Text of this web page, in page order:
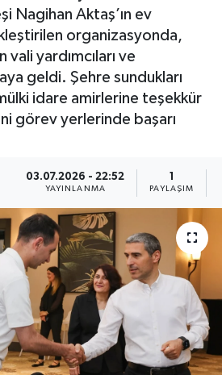
Nagihan Aktaş’ın ev
organizasyonda,
yardımcıları ve
geldi. Şehre sundukları
idare amirlerine teşekkür
görev yerlerinde başarı
03.07.2026 - 22:52
YAYINLANMA PAYLAŞIM